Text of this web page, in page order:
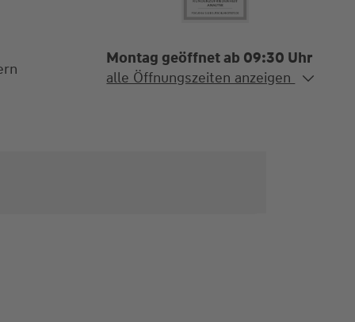
Montag geöffnet ab 09:30 Uhr
Alle Öffnungszeiten
alle Öffnungszeiten anzeigen